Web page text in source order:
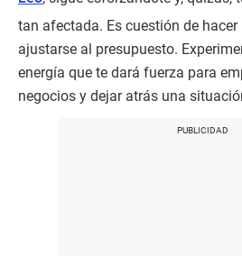
tan afectada. Es cuestión de
ajustarse al presupuesto.
energía que te dará fuerza para
negocios y dejar atrás una